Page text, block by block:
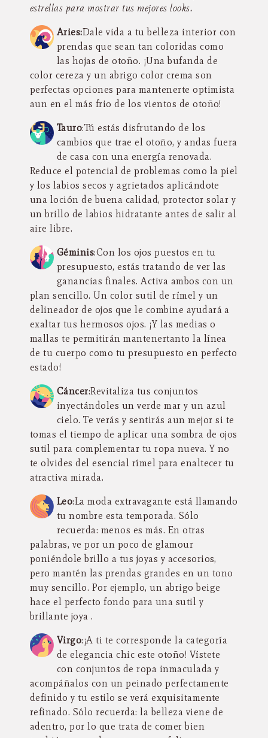
estrellas para mostrar tus mejores looks.
Aries:Dale vida a tu belleza interior con
prendas que sean tan coloridas como
las hojas de otoño. ¡Una bufanda de
color cereza y un abrigo color crema son
perfectas opciones para mantenerte optimista
aun en el más frio de los vientos de otoño!
Tauro:Tú estás disfrutando de los
cambios que trae el otoño, y andas fuera
de casa con una energía renovada.
Reduce el potencial de problemas como la piel
y los labios secos y agrietados aplicándote
una loción de buena calidad, protector solar y
un brillo de labios hidratante antes de salir al
aire libre.
Géminis:Con los ojos puestos en tu
presupuesto, estás tratando de ver las
ganancias finales. Activa ambos con un
plan sencillo. Un color sutil de rímel y un
delineador de ojos que le combine ayudará a
exaltar tus hermosos ojos. ¡Y las medias o
mallas te permitirán mantenertanto la línea
de tu cuerpo como tu presupuesto en perfecto
estado!
Cáncer:Revitaliza tus conjuntos
inyectándoles un verde mar y un azul
cielo. Te verás y sentirás aun mejor si te
tomas el tiempo de aplicar una sombra de ojos
sutil para complementar tu ropa nueva. Y no
te olvides del esencial rímel para enaltecer tu
atractiva mirada.
Leo:La moda extravagante está llamando
tu nombre esta temporada. Sólo
recuerda: menos es más. En otras
palabras, ve por un poco de glamour
poniéndole brillo a tus joyas y accesorios,
pero mantén las prendas grandes en un tono
muy sencillo. Por ejemplo, un abrigo beige
hace el perfecto fondo para una sutil y
brillante joya .
Virgo:¡A ti te corresponde la categoría
de elegancia chic este otoño! Vístete
con conjuntos de ropa inmaculada y
acompáñalos con un peinado perfectamente
definido y tu estilo se verá exquisitamente
refinado. Sólo recuerda: la belleza viene de
adentro, por lo que trata de comer bien